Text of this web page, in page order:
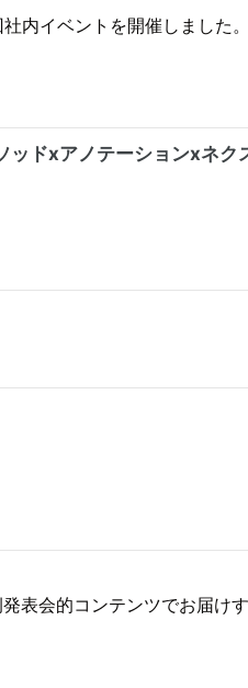
内イベントを開催しました。
表会的コンテンツでお届け